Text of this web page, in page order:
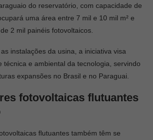
do reservatório, com capacidade de
uma área entre 7 mil e 10 mil m² e
2 mil painéis fotovoltaicos.
instalações da usina, a iniciativa visa
técnica e ambiental da tecnologia, servindo
expansões no Brasil e no Paraguai.
fotovoltaicas flutuantes
flutuantes também têm se